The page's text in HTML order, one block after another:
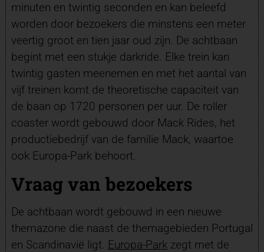
minuten en twintig seconden en kan beleefd
worden door bezoekers die minstens een meter
veertig groot en tien jaar oud zijn. De achtbaan
begint met een stukje darkride. Elke trein kan
twintig gasten meenemen en met het aantal van
vijf treinen komt de theoretische capaciteit van
de baan op 1720 personen per uur. De roller
coaster wordt gebouwd door Mack Rides, het
productiebedrijf van de familie Mack, waartoe
ook Europa-Park behoort.
Vraag van bezoekers
De achtbaan wordt gebouwd in een nieuwe
themazone die naast de themagebieden Portugal
en Scandinavië ligt. Europa-Parkzegt met de